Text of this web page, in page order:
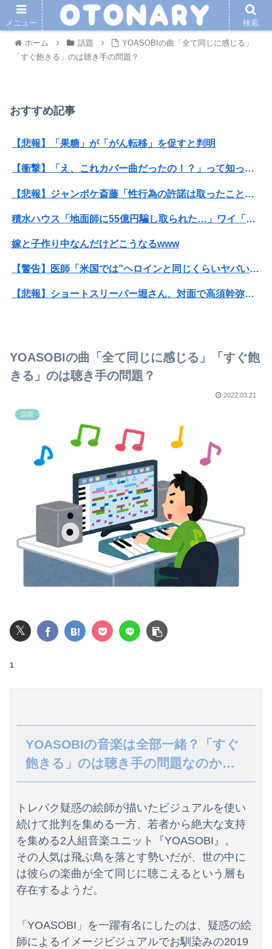
ホーム 話題
YOASOBIの曲「全て同じに感じる」
「すぐ飽きる」のは聴き手の問題？
おすすめ記事
【悲報】「果糖」が「がん転移」を促すと判明
【衝撃】「え、これカバー曲だったの！？」って知って驚いた曲あげてけ
【悲報】ジャンポケ斎藤「性行為の許諾は取ったことありません」
積水ハウス「地面師に55億円騙し取られた…」ワイ「はえーかわいそう…会社滅茶苦茶やろなぁ」→
嫁と子作り中なんだけどこうなるwww
【警告】医師「米国では”ヘロインと同じくらいヤバい薬”が日本では平気で処方されてる」
【悲報】ショートスリーパー堀さん、対面で高須幹弥にブチギレるｗｗｗｗ
自炊するようになって炊き込みご飯が簡単で美味しくてコスパもいいことに気づいた
【画像】マジで復活して欲しいAV女優ｗｗｗｗｗｗｗ
熊本イオンモール爆発で死者を出したテナント「ハビタ」運営会社がHP削除・グループ一覧からも抹消 「逃亡」と批判殺到
YOASOBIの曲「全て同じに感じる」「すぐ飽
きる」のは聴き手の問題？
2022.03.21
話題
𝕏
1
YOASOBIの音楽は全部一緒？「すぐ
飽きる」のは聴き手の問題なのか…
トレパク疑惑の絵師が描いたビジュアルを使い
続けて批判を集める一方、若者から絶大な支持
を集める2人組音楽ユニット『YOASOBI』。
その人気は飛ぶ鳥を落とす勢いだが、世の中に
は彼らの楽曲が全て同じに聴こえるという層も
存在するようだ。
「YOASOBI」を一躍有名にしたのは、疑惑の絵
師によるイメージビジュアルでお馴染みの2019
メニュー 検索